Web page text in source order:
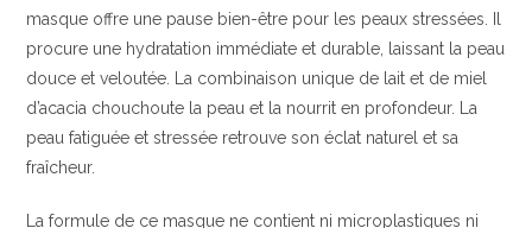
masque offre une pause bien-être pour les peaux stressées. Il
procure une hydratation immédiate et durable, laissant la peau
douce et veloutée. La combinaison unique de lait et de miel
d’acacia chouchoute la peau et la nourrit en profondeur. La
peau fatiguée et stressée retrouve son éclat naturel et sa
fraîcheur.
La formule de ce masque ne contient ni microplastiques ni